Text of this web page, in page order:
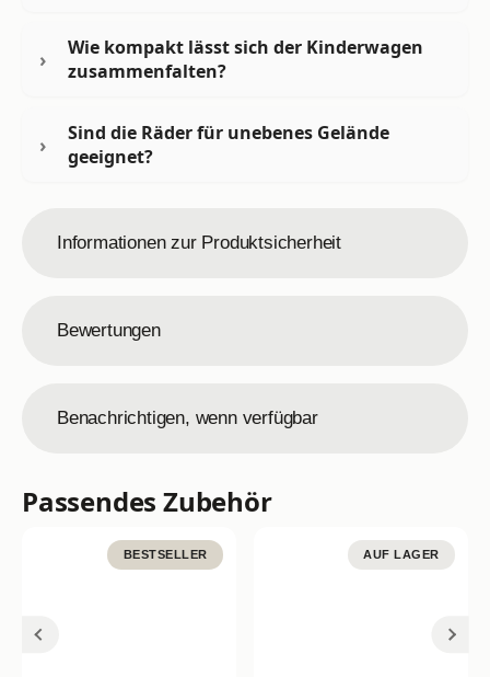
Wie kompakt lässt sich der Kinderwagen
zusammenfalten?
Sind die Räder für unebenes Gelände
geeignet?
Informationen zur Produktsicherheit
Bewertungen
Benachrichtigen, wenn verfügbar
Passendes Zubehör
BESTSELLER AUF LAGER